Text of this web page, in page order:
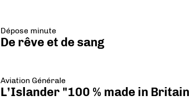
Dépose minute
De rêve et de sang
Aviation Générale
L’Islander "100 % made in